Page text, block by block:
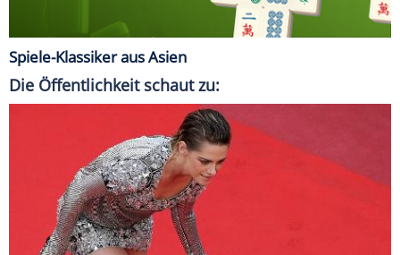
Spiele-Klassiker aus Asien
Die Öffentlichkeit schaut zu: